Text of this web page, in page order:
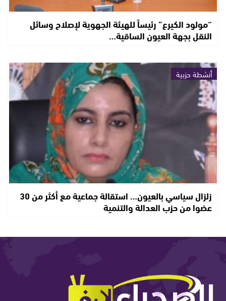
“مولود الكيرع” رئيساً للهيئة الجهوية لإصلاح وسائل
النقل بجهة العيون الساقية…
أنشطة حزبية
زلزال سياسي بالعيون… استقالة جماعية مع أكثر من 30
عضوا من حزب العدالة والتنمية